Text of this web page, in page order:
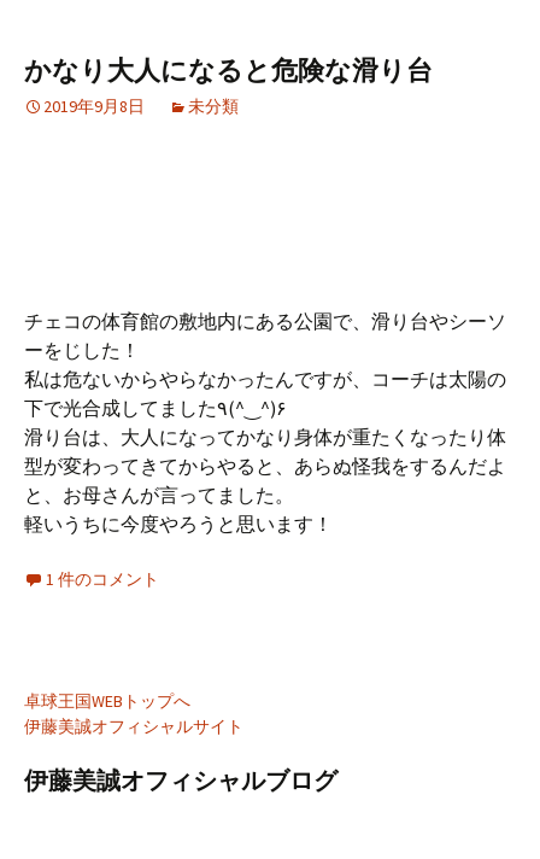
かなり大人になると危険な滑り台
2019年9月8日 未分類
チェコの体育館の敷地内にある公園で、滑り台やシーソ
ーをじした！
私は危ないからやらなかったんですが、コーチは太陽の
下で光合成してました٩(^‿^)۶
滑り台は、大人になってかなり身体が重たくなったり体
型が変わってきてからやると、あらぬ怪我をするんだよ
と、お母さんが言ってました。
軽いうちに今度やろうと思います！
1 件のコメント
卓球王国WEBトップへ
伊藤美誠オフィシャルサイト
伊藤美誠オフィシャルブログ